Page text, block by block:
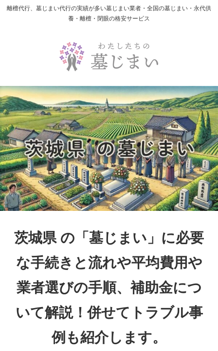
離檀代行、墓じまい代行の実績が多い墓じまい業者・全国の墓じまい・永代供
養・離檀・閉眼の格安サービス
茨城県 の「墓じまい」に必要
な手続きと流れや平均費用や
業者選びの手順、補助金につ
いて解説！併せてトラブル事
例も紹介します。